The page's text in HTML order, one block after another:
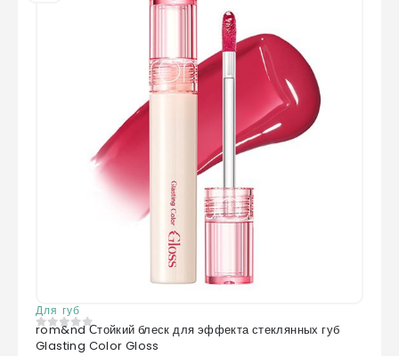
Для губ
0из 5
rom&nd Стойкий блеск для эффекта стеклянных губ
Glasting Color Gloss